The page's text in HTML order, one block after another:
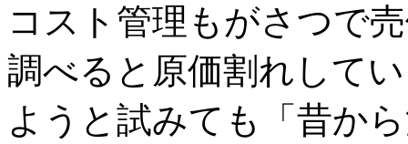
コスト管理もがさつで
調べると原価割れして
ようと試みても「昔か